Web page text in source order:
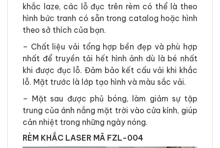
khắc laze, các lỗ đục trên rèm có thể là theo
hình bức tranh có sẵn trong catalog hoặc hình
theo sở thích của bạn.
– Chất liệu vải tổng hợp bền đẹp và phù hợp
nhất để truyền tải hết hình ảnh dù là bé nhất
khi được đục lỗ. Đảm bảo kết cấu vải khi khắc
lỗ. Mặt trước là lớp tạo hình và màu sắc vải.
– Mặt sau được phủ bóng, làm giảm sự tập
trung của ánh nắng mặt trời vào cửa kính, giúp
cản nhiệt trong những ngày nóng.
RÈM KHẮC LASER MÃ FZL-004